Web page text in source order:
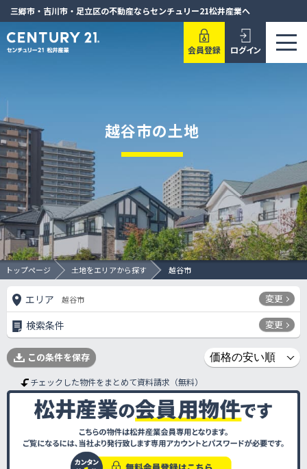
三郷市・吉川市・足立区の不動産ならセンチュリー21松井産業へ
会員登録 ログイン
トップページ 土地をエリアから探す 越谷市
越谷市の土地
エリア 越谷市 変更
検索条件 変更
この条件を保存
チェックした物件をまとめて資料請求（無料）